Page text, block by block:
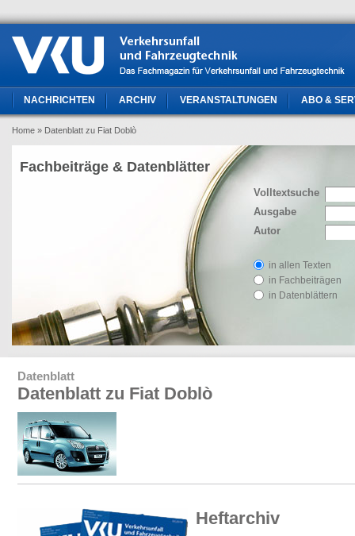
NACHRICHTEN ARCHIV VERANSTALTUNGEN ABO &
Home » Datenblatt zu Fiat Doblò
Volltextsuche
Ausgabe
Autor
in allen Texten
in Fachbeiträgen
in Datenblättern
Fachbeiträge & Datenblätter
Datenblatt
Datenblatt zu Fiat Doblò
Heftarchiv